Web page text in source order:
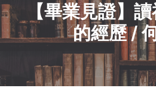
【畢業見證】
的經歷 /